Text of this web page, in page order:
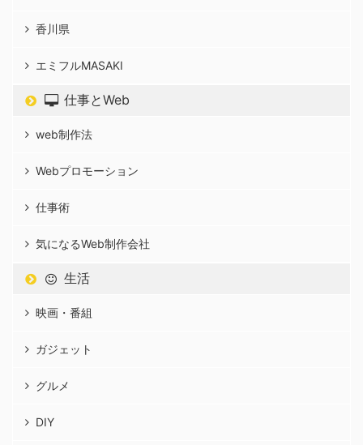
香川県
エミフルMASAKI
仕事とWeb
web制作法
Webプロモーション
仕事術
気になるWeb制作会社
生活
映画・番組
ガジェット
グルメ
DIY